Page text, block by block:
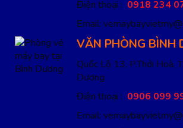
Điện thoại : 0918 234
Email:
VĂN PHÒNG BÌNH
Quốc Lộ 13, P.Thới Hoà,
Dương
Điện thoại : 0906 099
Email: